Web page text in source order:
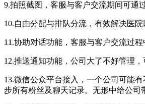
9.拍照截图，客服与客户交流期间可通
10.自由分配与排队分流，有效解决医
11.协助对话功能，客服与客户交流过
12.推送通知功能，公司大了不好管理
13.微信公众平台接入，一个公司可能
步所有粉丝及聊天记录。无形中给公司